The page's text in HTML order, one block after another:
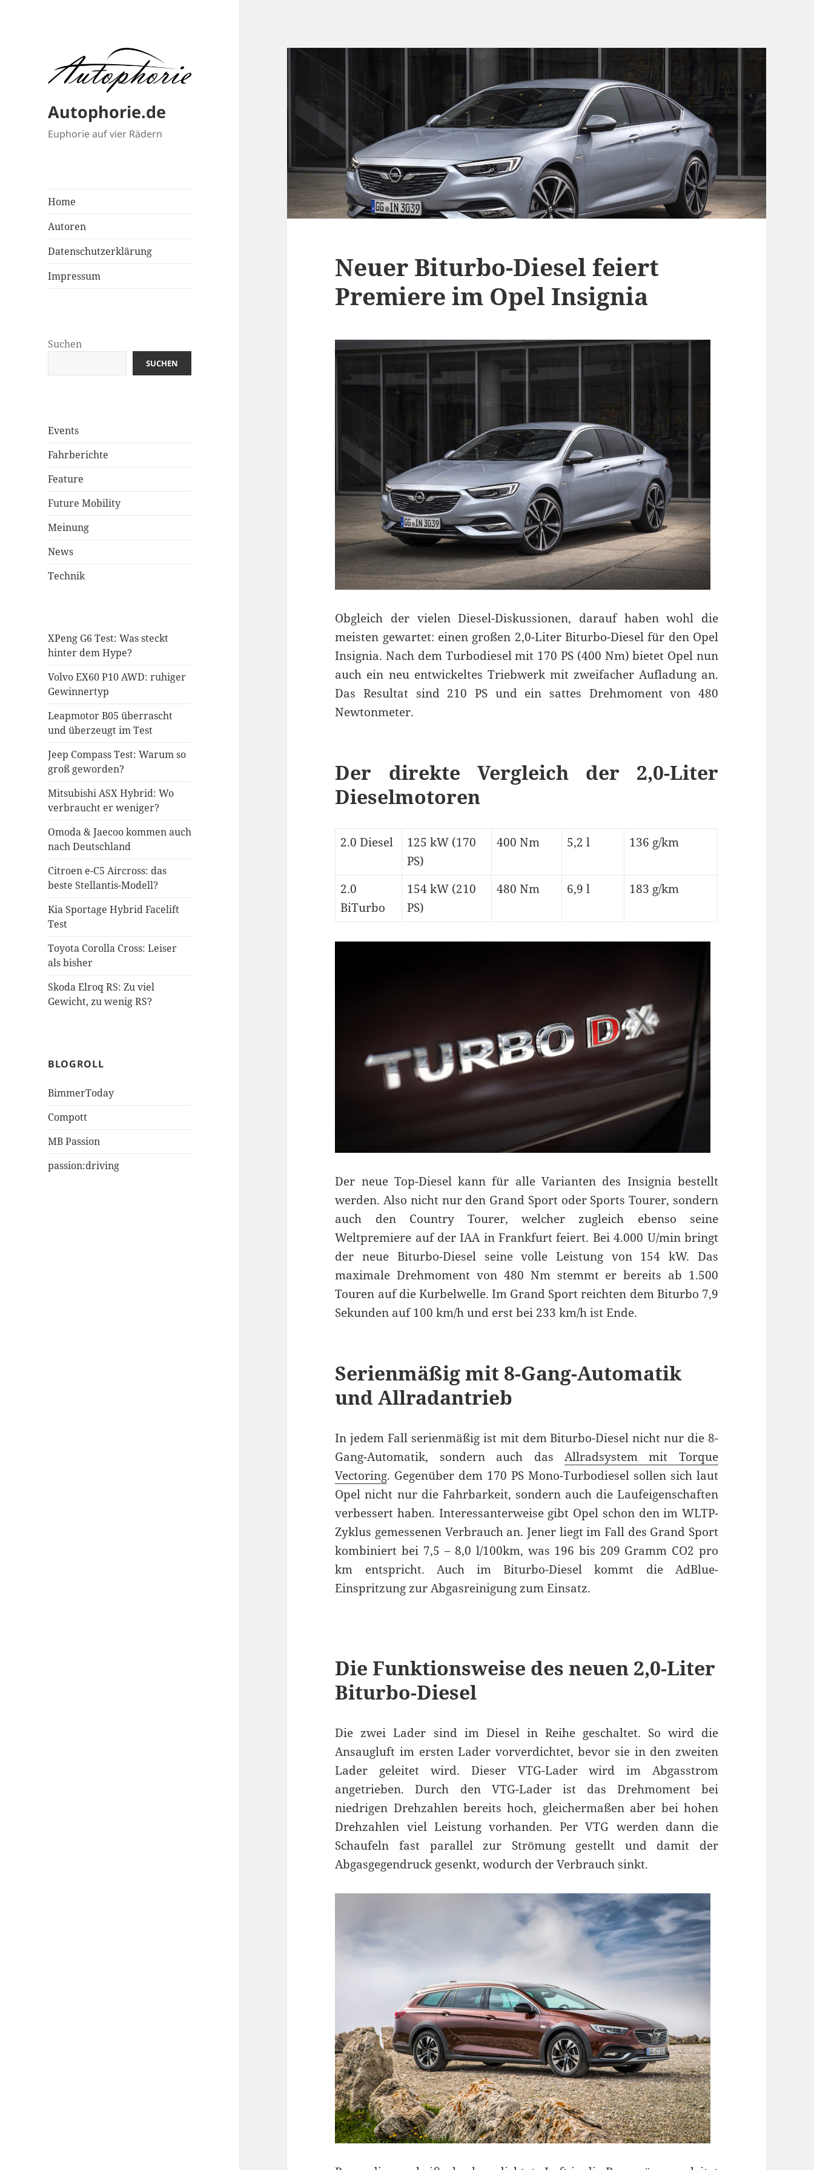
Autophorie.de
Euphorie auf vier Rädern
Home
Autoren
Datenschutzerklärung
Impressum
Suchen
SUCHEN
Events
Fahrberichte
Feature
Future Mobility
Meinung
News
Technik
XPeng G6 Test: Was steckt
hinter dem Hype?
Volvo EX60 P10 AWD: ruhiger
Gewinnertyp
Leapmotor B05 überrascht
und überzeugt im Test
Jeep Compass Test: Warum so
groß geworden?
Mitsubishi ASX Hybrid: Wo
verbraucht er weniger?
Omoda & Jaecoo kommen auch
nach Deutschland
Citroen e-C5 Aircross: das
beste Stellantis-Modell?
Kia Sportage Hybrid Facelift
Test
Toyota Corolla Cross: Leiser
als bisher
Skoda Elroq RS: Zu viel
Gewicht, zu wenig RS?
BLOGROLL
BimmerToday
Compott
MB Passion
passion:driving
Neuer Biturbo-Diesel feiert
Premiere im Opel Insignia
Obgleich der vielen Diesel-Diskussionen, darauf haben wohl die
meisten gewartet: einen großen 2,0-Liter Biturbo-Diesel für den Opel
Insignia. Nach dem Turbodiesel mit 170 PS (400 Nm) bietet Opel nun
auch ein neu entwickeltes Triebwerk mit zweifacher Aufladung an.
Das Resultat sind 210 PS und ein sattes Drehmoment von 480
Newtonmeter.
Der direkte Vergleich der 2,0-Liter
Dieselmotoren
2.0 Diesel
125 kW (170
PS)
400 Nm 5,2 l 136 g/km
2.0
BiTurbo
154 kW (210
PS)
480 Nm 6,9 l 183 g/km
Der neue Top-Diesel kann für alle Varianten des Insignia bestellt
werden. Also nicht nur den Grand Sport oder Sports Tourer, sondern
auch den Country Tourer, welcher zugleich ebenso seine
Weltpremiere auf der IAA in Frankfurt feiert. Bei 4.000 U/min bringt
der neue Biturbo-Diesel seine volle Leistung von 154 kW. Das
maximale Drehmoment von 480 Nm stemmt er bereits ab 1.500
Touren auf die Kurbelwelle. Im Grand Sport reichten dem Biturbo 7,9
Sekunden auf 100 km/h und erst bei 233 km/h ist Ende.
Serienmäßig mit 8-Gang-Automatik
und Allradantrieb
In jedem Fall serienmäßig ist mit dem Biturbo-Diesel nicht nur die 8-
Gang-Automatik, sondern auch dasAllradsystem mit Torque
Vectoring. Gegenüber dem 170 PS Mono-Turbodiesel sollen sich laut
Opel nicht nur die Fahrbarkeit, sondern auch die Laufeigenschaften
verbessert haben. Interessanterweise gibt Opel schon den im WLTP-
Zyklus gemessenen Verbrauch an. Jener liegt im Fall des Grand Sport
kombiniert bei 7,5 – 8,0 l/100km, was 196 bis 209 Gramm CO2 pro
km entspricht. Auch im Biturbo-Diesel kommt die AdBlue-
Einspritzung zur Abgasreinigung zum Einsatz.
Die Funktionsweise des neuen 2,0-Liter
Biturbo-Diesel
Die zwei Lader sind im Diesel in Reihe geschaltet. So wird die
Ansaugluft im ersten Lader vorverdichtet, bevor sie in den zweiten
Lader geleitet wird. Dieser VTG-Lader wird im Abgasstrom
angetrieben. Durch den VTG-Lader ist das Drehmoment bei
niedrigen Drehzahlen bereits hoch, gleichermaßen aber bei hohen
Drehzahlen viel Leistung vorhanden. Per VTG werden dann die
Schaufeln fast parallel zur Strömung gestellt und damit der
Abgasgegendruck gesenkt, wodurch der Verbrauch sinkt.